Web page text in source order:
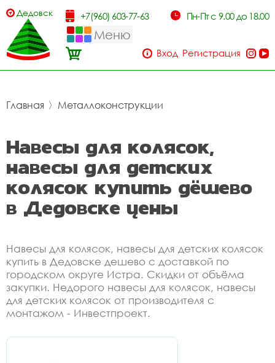
Дедовск +7(960) 603-77-63 Пн-Пт с 9.00 до 18.00
Меню
Вход Регистрация
Главная 〉 Металлоконструкции
Навесы для колясок,
навесы для детских
колясок купить дёшево
в Дедовске цены
Навесы для колясок, навесы для детских колясок
купить в Дедовске дешево с доставкой по
городском округе Истра. Скидки от объёма
закупки. Недорого навесы для колясок, навесы
для детских колясок от производителя с
монтажом - Инвестпроект.